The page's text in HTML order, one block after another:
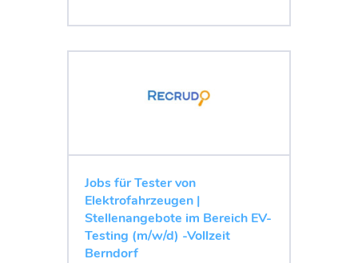
Jobs für Tester von
Elektrofahrzeugen |
Stellenangebote im Bereich EV-
Testing (m/w/d) -Vollzeit
Berndorf